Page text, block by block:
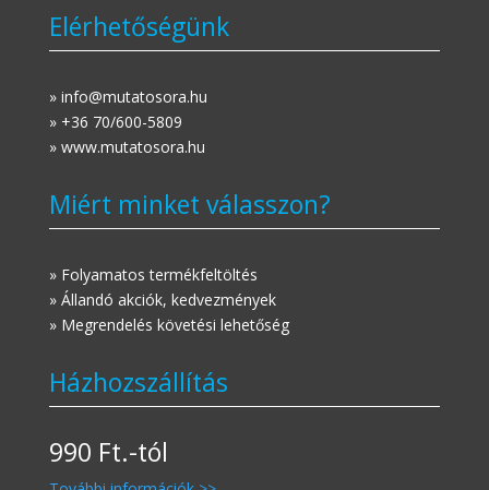
Elérhetőségünk
» info@mutatosora.hu
» +36 70/600-5809
» www.mutatosora.hu
Miért minket válasszon?
» Folyamatos termékfeltöltés
» Állandó akciók, kedvezmények
» Megrendelés követési lehetőség
Házhozszállítás
990 Ft.-tól